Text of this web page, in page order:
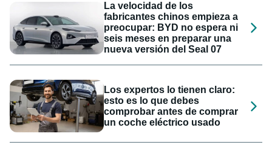
La velocidad de los
fabricantes chinos empieza a
preocupar: BYD no espera ni
seis meses en preparar una
nueva versión del Seal 07
Los expertos lo tienen claro:
esto es lo que debes
comprobar antes de comprar
un coche eléctrico usado